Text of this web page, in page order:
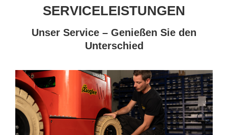
SER­VICE­LEIS­TUN­GEN
Un­ser Ser­vice – Ge­nie­ßen Sie den
Un­ter­schied